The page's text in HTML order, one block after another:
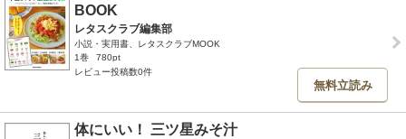
BOOK
レタスクラブ編集部
小説・実用書、レタスクラブMOOK
1巻
780pt
レビュー投稿数0件
無料立読み
体にいい！ 三ツ星みそ汁